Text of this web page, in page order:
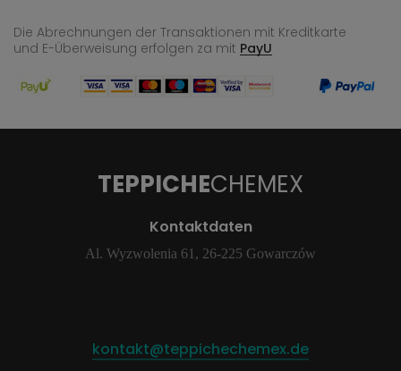
Die Abrechnungen der Transaktionen mit Kreditkarte
und E-Überweisung erfolgen za mit PayU
TEPPICHECHEMEX
Kontaktdaten
Al. Wyzwolenia 61, 26-225 Gowarczów
kontakt@teppichechemex.de